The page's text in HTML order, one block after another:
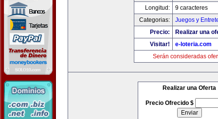
Longitud:
9 caracteres
Categorias:
Juegos y
Precio:
Realizar una
Visitar!
e-loteria.com
Serán consideradas
Realizar una Oferta
Precio Ofrecido $